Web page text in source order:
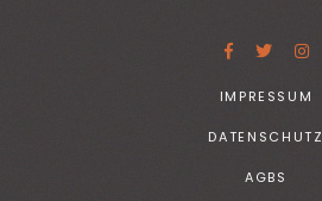
IMPRESSUM
DATENSCHUTZ
AGBS